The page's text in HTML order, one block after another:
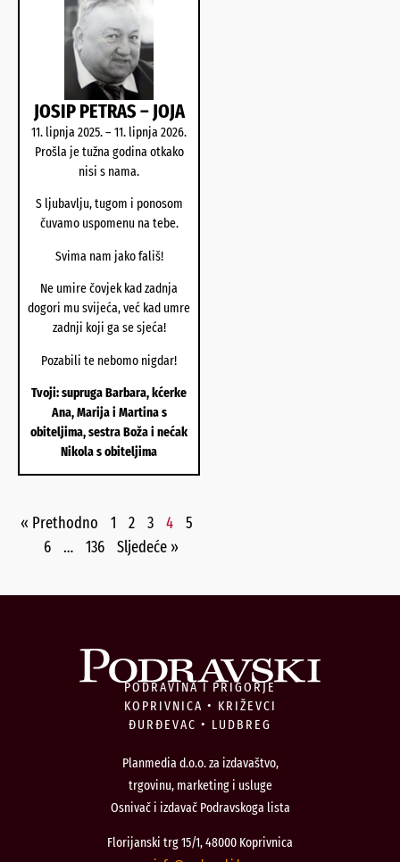
JOSIP PETRAS – JOJA
11. lipnja 2025. – 11. lipnja 2026.
Prošla je tužna godina otkako
nisi s nama.
S ljubavlju, tugom i ponosom
čuvamo uspomenu na tebe.
Svima nam jako fališ!
Ne umire čovjek kad zadnja
dogori mu svijeća, već kad umre
zadnji koji ga se sjeća!
Pozabili te nebomo nigdar!
Tvoji: supruga Barbara, kćerke
Ana, Marija i Martina s
obiteljima, sestra Boža i nećak
Nikola s obiteljima
« Prethodno 1 2 3 4
5
6
… 136 Sljedeće »
PODRAVINA I PRIGORJE
KOPRIVNICA • KRIŽEVCI
ĐURĐEVAC • LUDBREG
Planmedia d.o.o. za izdavaštvo,
trgovinu, marketing i usluge
Osnivač i izdavač Podravskoga lista
Florijanski trg 15/1, 48000 Koprivnica